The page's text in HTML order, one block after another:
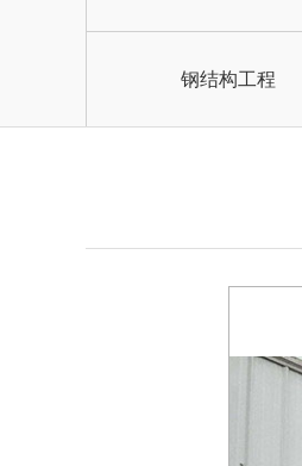
钢结构工程